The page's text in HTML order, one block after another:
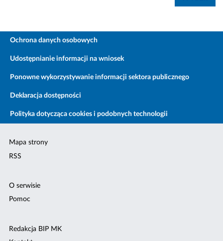
Ochrona danych osobowych
Udostępnianie informacji na wniosek
Ponowne wykorzystywanie informacji sektora publicznego
Deklaracja dostępności
Polityka dotycząca cookies i podobnych technologii
Mapa strony
RSS
O serwisie
Pomoc
Redakcja BIP MK